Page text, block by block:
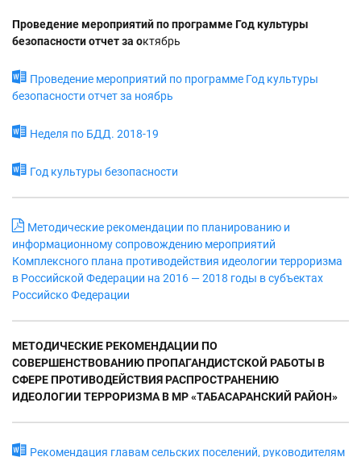
Проведение мероприятий по программе Год культуры
безопасности отчет за октябрь
Проведение мероприятий по программе Год культуры
безопасности отчет за ноябрь
Неделя по БДД. 2018-19
Год культуры безопасности
Методические рекомендации по планированию и
информационному сопровождению мероприятий
Комплексного плана противодействия идеологии терроризма
в Российской Федерации на 2016 — 2018 годы в субъектах
Российско Федерации
МЕТОДИЧЕСКИЕ РЕКОМЕНДАЦИИ ПО
СОВЕРШЕНСТВОВАНИЮ ПРОПАГАНДИСТСКОЙ РАБОТЫ В
СФЕРЕ ПРОТИВОДЕЙСТВИЯ РАСПРОСТРАНЕНИЮ
ИДЕОЛОГИИ ТЕРРОРИЗМА В МР «ТАБАСАРАНСКИЙ РАЙОН»
Рекомендация главам сельских поселений, руководителям